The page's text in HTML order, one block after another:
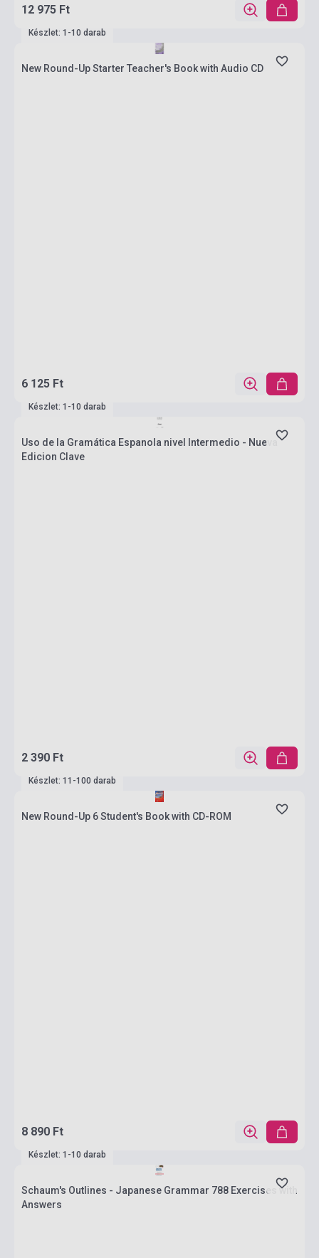
12 975 Ft
Készlet: 1-10 darab
New Round-Up Starter Teacher's Book with Audio CD
6 125 Ft
Készlet: 1-10 darab
Uso de la Gramática Espanola nivel Intermedio - Nueva
Edicion Clave
2 390 Ft
Készlet: 11-100 darab
New Round-Up 6 Student's Book with CD-ROM
8 890 Ft
Készlet: 1-10 darab
Schaum's Outlines - Japanese Grammar 788 Exercises with
Answers